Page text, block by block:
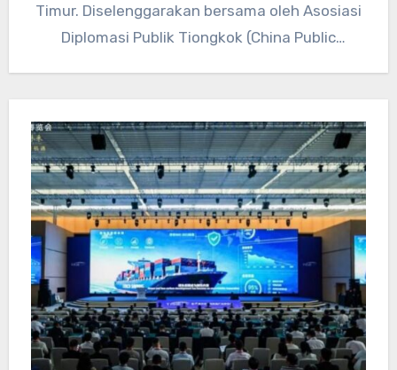
Timur. Diselenggarakan bersama oleh Asosiasi
Diplomasi Publik Tiongkok (China Public